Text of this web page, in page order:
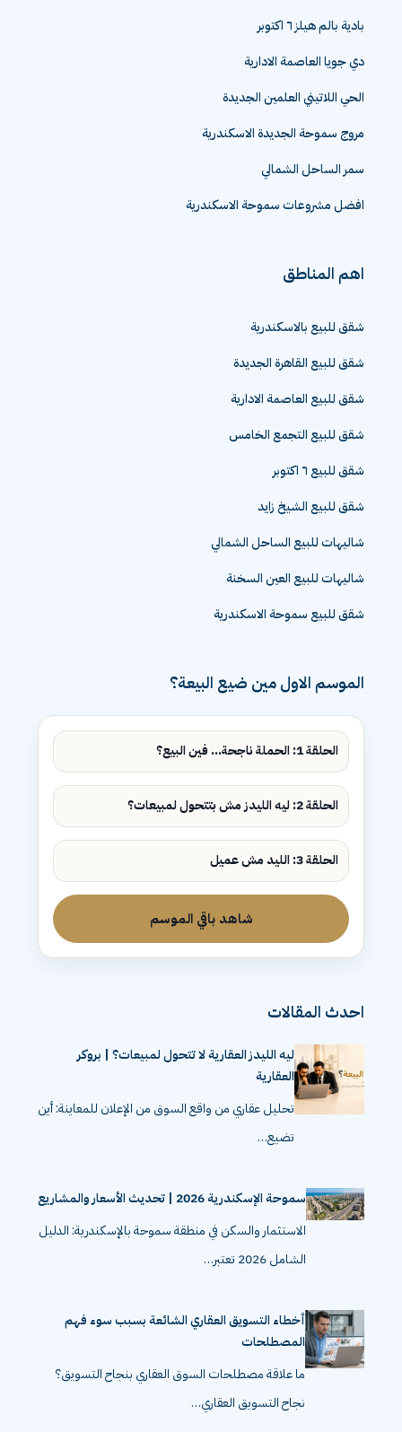
بادية بالم هيلز ٦ اكتوبر
دي جويا العاصمة الادارية
الحي اللاتيني العلمين الجديدة
مروج سموحة الجديدة الاسكندرية
سمر الساحل الشمالي
افضل مشروعات سموحة الاسكندرية
اهم المناطق
شقق للبيع بالاسكندرية
شقق للبيع القاهرة الجديدة
شقق للبيع العاصمة الادارية
شقق للبيع التجمع الخامس
شقق للبيع ٦ اكتوبر
شقق للبيع الشيخ زايد
شاليهات للبيع الساحل الشمالي
شاليهات للبيع العين السخنة
شقق للبيع سموحة الاسكندرية
الموسم الاول مين ضيع البيعة؟
الحلقة 1: الحملة ناجحة... فين البيع؟
الحلقة 2: ليه الليدز مش بتتحول لمبيعات؟
الحلقة 3: الليد مش عميل
شاهد باقي الموسم
احدث المقالات
ليه الليدز العقارية لا تتحول لمبيعات؟ | بروكر
العقارية
تحليل عقاري من واقع السوق من الإعلان للمعاينة: أين
تضيع…
سموحة الإسكندرية 2026 | تحديث الأسعار والمشاريع
الاستثمار والسكن في منطقة سموحة بالإسكندرية: الدليل
الشامل 2026 تعتبر…
أخطاء التسويق العقاري الشائعة بسبب سوء فهم
المصطلحات
ما علاقة مصطلحات السوق العقاري بنجاح التسويق؟
نجاح التسويق العقاري…